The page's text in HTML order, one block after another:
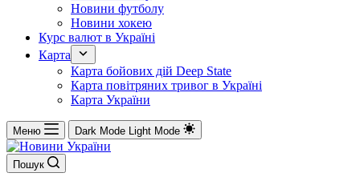
Новини футболу
Новини хокею
Курс валют в Україні
Карта
Карта бойових дій Deep State
Карта повітряних тривог в Україні
Карта України
Меню Dark Mode Light Mode
Пошук